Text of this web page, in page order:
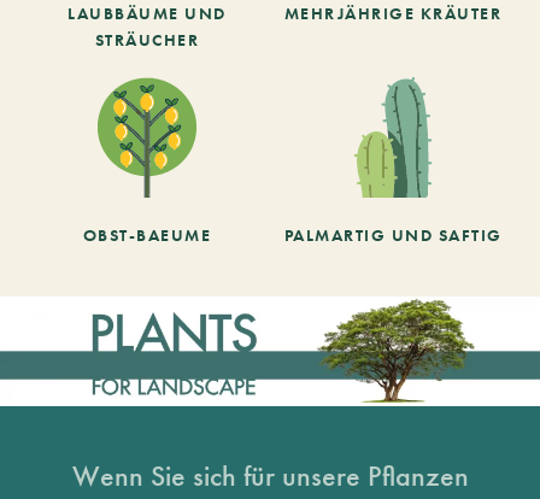
LAUBBÄUME UND
STRÄUCHER
MEHRJÄHRIGE KRÄUTER
OBST-BAEUME PALMARTIG UND SAFTIG
Wenn Sie sich für unsere Pflanzen